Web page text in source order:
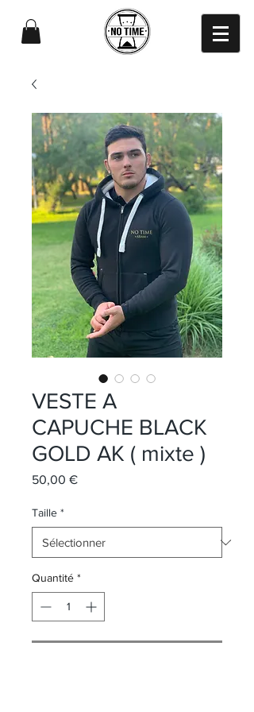
VESTE A
CAPUCHE BLACK
GOLD AK ( mixte )
50,00 €Prix
Taille *
Quantité *